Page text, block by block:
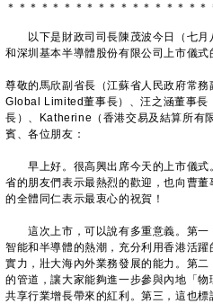
＊ ＊ ＊ ＊ ＊ ＊ ＊ ＊ ＊ ＊ ＊ ＊ ＊ ＊ ＊ ＊ ＊ ＊
以下是財政司司長陳茂波今日（七月
和深圳基本半導體股份有限公司上市儀式
尊敬的馬欣副省長（江蘇省人民政府常
Global Limited董事長）、汪之涵董事長
長）、Katherine（香港交易及結算所有
賓、各位朋友：
早上好。很高興出席今天的上市儀式
省的朋友們表示最熱烈的歡迎，也向曹
的全體同仁表示最衷心的祝賀！
這次上市，可以說有多重意義。第一
智能和半導體的熱潮，充分利用香港活
實力，壯大海內外業務發展的能力。第
的管道，讓大家能夠進一步參與內地「物
共享行業增長帶來的紅利。第三，這也